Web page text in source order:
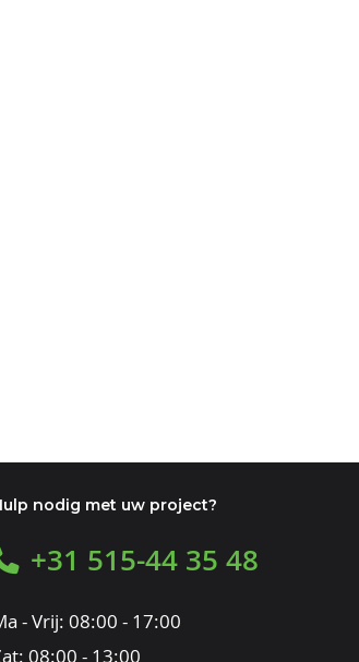
nodig met uw project?
+31 515-44 35 48
- Vrij: 08:00 - 17:00
08:00 - 13:00